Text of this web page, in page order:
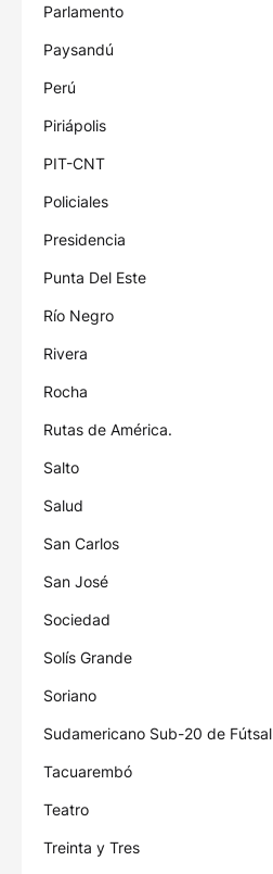
Parlamento
Paysandú
Perú
Piriápolis
PIT-CNT
Policiales
Presidencia
Punta Del Este
Río Negro
Rivera
Rocha
Rutas de América.
Salto
Salud
San Carlos
San José
Sociedad
Solís Grande
Soriano
Sudamericano Sub-20 de Fútsal
Tacuarembó
Teatro
Treinta y Tres